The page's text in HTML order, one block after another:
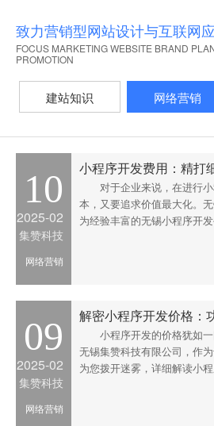
致力营销型网站设计与互联网
FOCUS MARKETING WEBSITE BRAND
PROMOTION
建站知识 网络营销
10
2025-02
集赞科技
网络营销
对于企业来说，在进行
本，又要追求价值最大化。
为经验丰富的无锡小程序开
您展示如何在控制成本的同
序。一家小型服装实体店，
售渠道。基础功能包括商品
09
2025-02
集赞科技
网络营销
小程序开发的价格犹如
无锡集赞科技有限公司，作
为您拨开迷雾，详细解读小
背后的决定因素。先看功能
台，希望小程序具备商家入
用户评价等功能。商家入驻